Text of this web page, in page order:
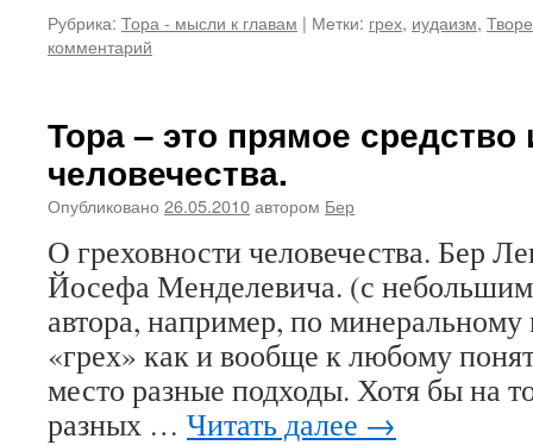
Рубрика: Тора - мысли к главам | Метки: грех, иудаизм,
комментарий
Тора – это прямое
человечества.
Опубликовано 26.05.2010автором Бер
О греховности человечества. Бер
Йосефа Менделевича. (с
автора, например, по
«грех» как и вообще к любому
место разные подходы. Хотя бы на
разных … Читать далее →